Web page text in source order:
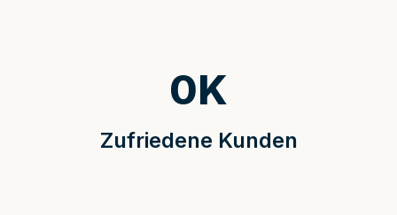
Zufriedene Kunden
0K